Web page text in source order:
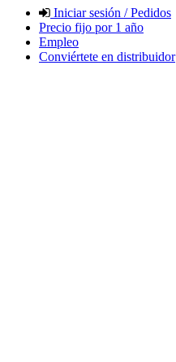
Iniciar sesión / Pedidos
Precio fijo por 1 año
Empleo
Conviértete en distribuidor